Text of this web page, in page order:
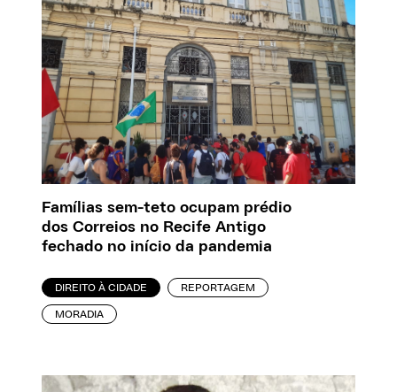
Famílias sem-teto ocupam prédio
dos Correios no Recife Antigo
fechado no início da pandemia
DIREITO À CIDADE REPORTAGEM
MORADIA